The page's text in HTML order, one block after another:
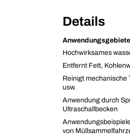
Details
Hochwirksames
Entfernt Fett,
Reinigt mechanische
usw.
Anwendung durch
Ultraschallbecken
von